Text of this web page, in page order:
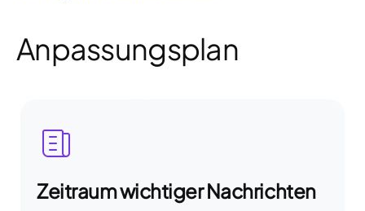
Anpassungsplan
Zeitraum wichtiger Nachrichten